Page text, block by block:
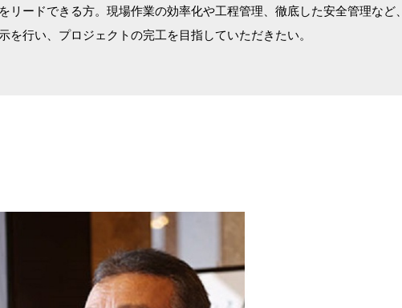
リードできる方。現場作業の効率化や工程管理、徹底した安全管理など、
を行い、プロジェクトの完工を目指していただきたい。